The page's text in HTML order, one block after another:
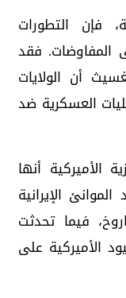
فإن التطورات
المفاوضات. فقد
أن الولايات
العسكرية ضد
الأميركية أنها
الإيرانية
فيما تحدثت
الأميركية على